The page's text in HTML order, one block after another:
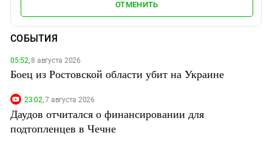
ОТМЕНИТЬ
СОБЫТИЯ
05:52,8 августа 2026
Боец из Ростовской области убит на Украине
23:02,7 августа 2026
Даудов отчитался о финансировании для
подтопленцев в Чечне